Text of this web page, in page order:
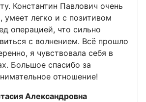
Константин Павлович очень
умеет легко и с позитивом
операцией, что сильно
с волнением. Всё прошло
я чувствовала себя в
Большое спасибо за
отношение!
Александровна